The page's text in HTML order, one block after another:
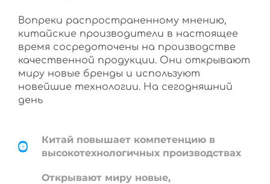
Вопреки распространенному мнению,
китайские производители в настоящее
время сосредоточены на производстве
качественной продукции. Они открывают
миру новые бренды и используют
новейшие технологии. На сегодняшний
день
Китай повышает компетенцию в
высокотехнологичных производствах
Открывают миру новые,